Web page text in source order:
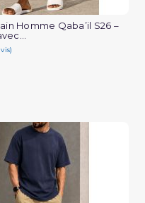
Homme Qaba’il S26 –